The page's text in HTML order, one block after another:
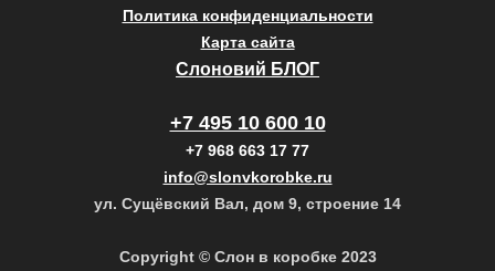
Политика конфиденциальности
Карта сайта
Слоновий БЛОГ
+7 495 10 600 10
+7 968 663 17 77
info@slonvkorobke.ru
ул. Сущёвский Вал, дом 9, строение 14
Copyright © Слон в коробке 2023